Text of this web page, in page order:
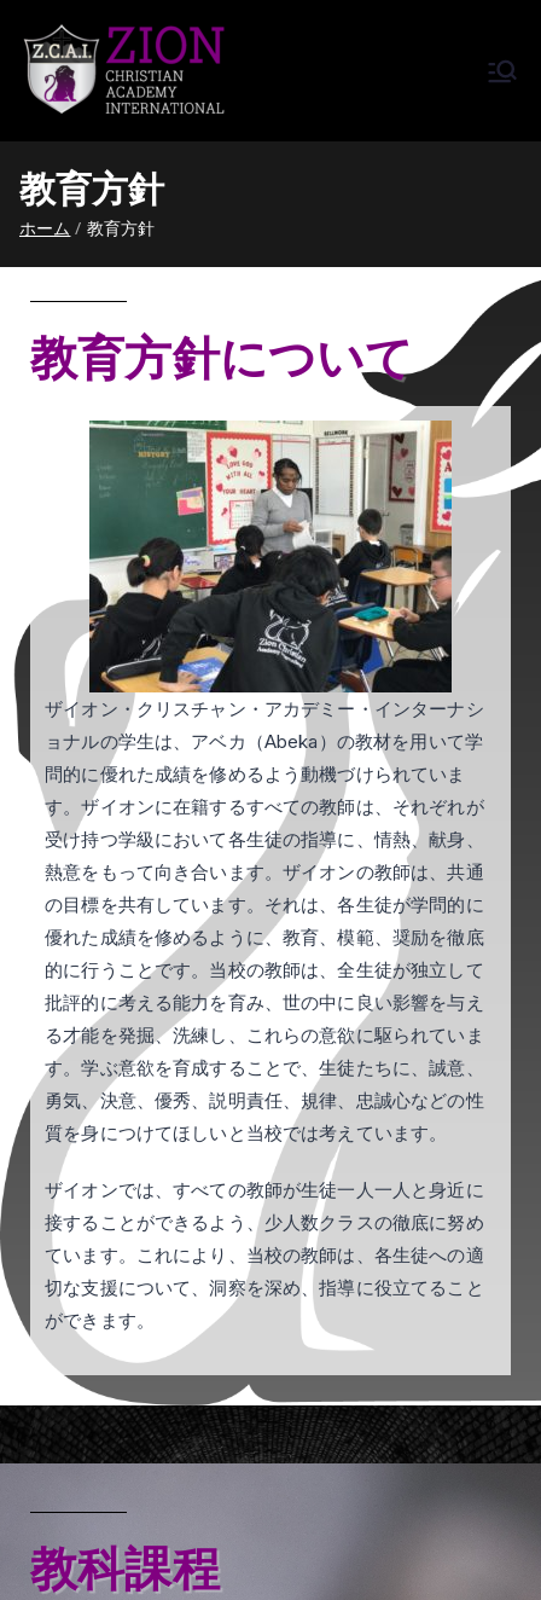
Training Tomorrow's Leaders
教育方針
ホーム 教育方針
教育方針について
ザイオン・クリスチャン・アカデミー・インターナシ
ョナルの学生は、アベカ（Abeka）の教材を用いて学
問的に優れた成績を修めるよう動機づけられていま
す。ザイオンに在籍するすべての教師は、それぞれが
受け持つ学級において各生徒の指導に、情熱、献身、
熱意をもって向き合います。ザイオンの教師は、共通
の目標を共有しています。それは、各生徒が学問的に
優れた成績を修めるように、教育、模範、奨励を徹底
的に行うことです。当校の教師は、全生徒が独立して
批評的に考える能力を育み、世の中に良い影響を与え
る才能を発掘、洗練し、これらの意欲に駆られていま
す。学ぶ意欲を育成することで、生徒たちに、誠意、
勇気、決意、優秀、説明責任、規律、忠誠心などの性
質を身につけてほしいと当校では考えています。
ザイオンでは、すべての教師が生徒一人一人と身近に
接することができるよう、少人数クラスの徹底に努め
ています。これにより、当校の教師は、各生徒への適
切な支援について、洞察を深め、指導に役立てること
ができます。
教科課程